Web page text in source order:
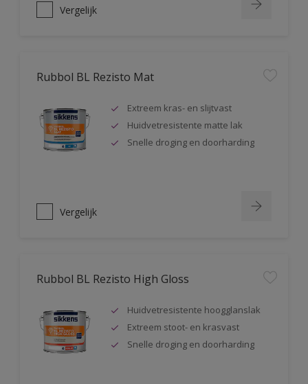
Vergelijk
Rubbol BL Rezisto Mat
Extreem kras- en slijtvast
Huidvetresistente matte lak
Snelle droging en doorharding
Vergelijk
Rubbol BL Rezisto High Gloss
Huidvetresistente hoogglanslak
Extreem stoot- en krasvast
Snelle droging en doorharding